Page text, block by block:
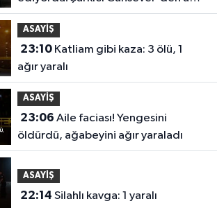
haber, hayatını kaybetti
ASAYİŞ
23:10Katliam gibi kaza: 3 ölü, 1
ağır yaralı
ASAYİŞ
23:06
öldürdü, ağabeyini ağır yaraladı
ASAYİŞ
22:14 Silahlı kavga: 1 yaralı